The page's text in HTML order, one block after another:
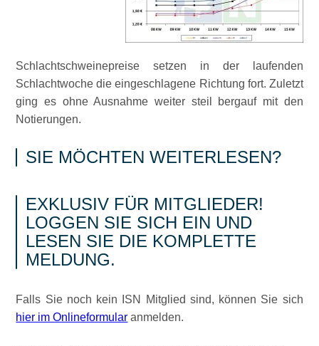
Schlachtschweinepreise setzen in der laufenden
Schlachtwoche die eingeschlagene Richtung fort. Zuletzt
ging es ohne Ausnahme weiter steil bergauf mit den
Notierungen.
SIE MÖCHTEN WEITERLESEN?
EXKLUSIV FÜR MITGLIEDER!
LOGGEN SIE SICH EIN UND
LESEN SIE DIE KOMPLETTE
MELDUNG.
Falls Sie noch kein ISN Mitglied sind, können Sie sich
hier im Onlineformular anmelden.